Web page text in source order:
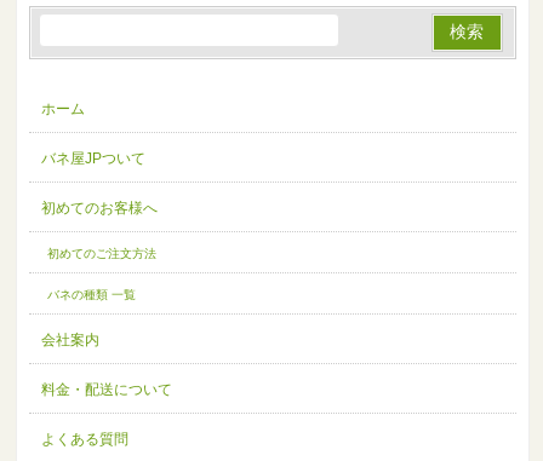
ホーム
バネ屋JPついて
初めてのお客様へ
初めてのご注文方法
バネの種類 一覧
会社案内
料金・配送について
よくある質問